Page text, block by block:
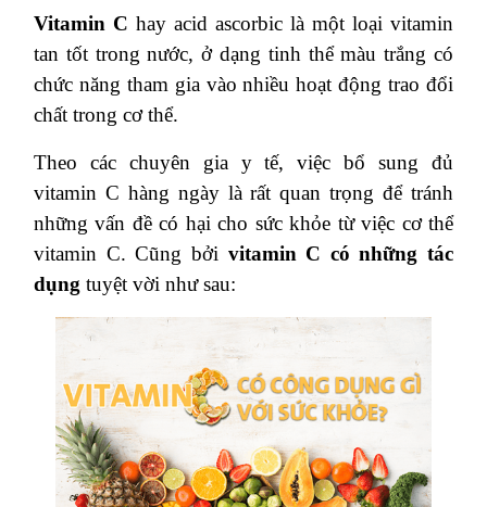
Vitamin C hay acid ascorbic là một loại vitamin
tan tốt trong nước, ở dạng tinh thể màu trắng có
chức năng tham gia vào nhiều hoạt động trao đổi
chất trong cơ thể.
Theo các chuyên gia y tế, việc bổ sung đủ
vitamin C hàng ngày là rất quan trọng để tránh
những vấn đề có hại cho sức khỏe từ việc cơ thể
vitamin C. Cũng bởi vitamin C có những tác
dụng tuyệt vời như sau: